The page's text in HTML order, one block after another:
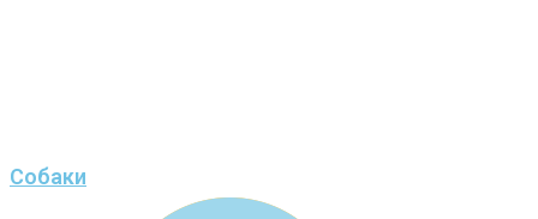
Собаки